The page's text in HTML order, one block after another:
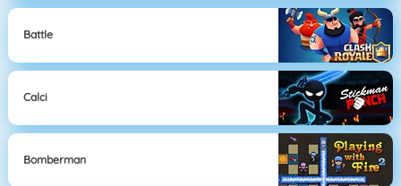
Battle
Calci
Bomberman